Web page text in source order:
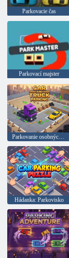
Parkovacie čas
Parkovací majster
Parkovanie osobných a nákladných áut
Hádanka: Parkovisko